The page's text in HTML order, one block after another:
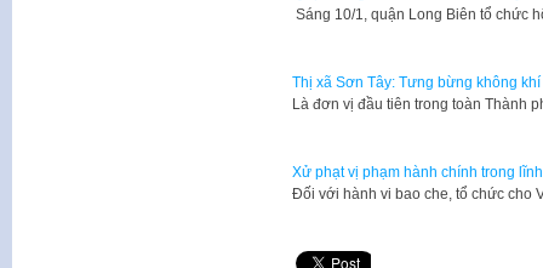
Sáng 10/1, quận Long Biên tổ chức
Thị xã Sơn Tây: Tưng bừng không
Là đơn vị đầu tiên trong toàn Thành
Xử phạt vị phạm hành chính trong
Đối với hành vi bao che, tổ chức cho